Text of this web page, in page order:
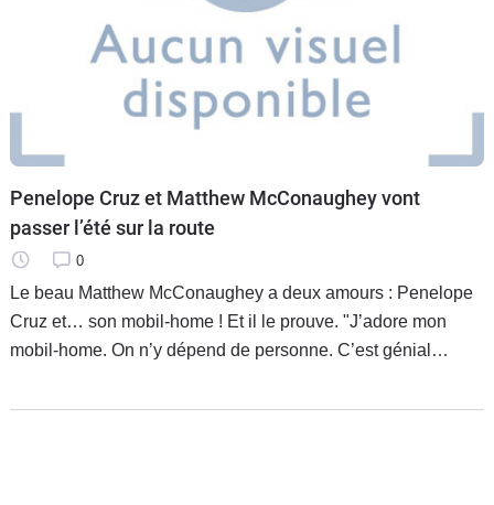
Penelope Cruz et Matthew McConaughey vont
passer l’été sur la route
0
Le beau Matthew McConaughey a deux amours : Penelope
Cruz et… son mobil-home ! Et il le prouve. "J’adore mon
mobil-home. On n’y dépend de personne. C’est génial
dans des hôtels."